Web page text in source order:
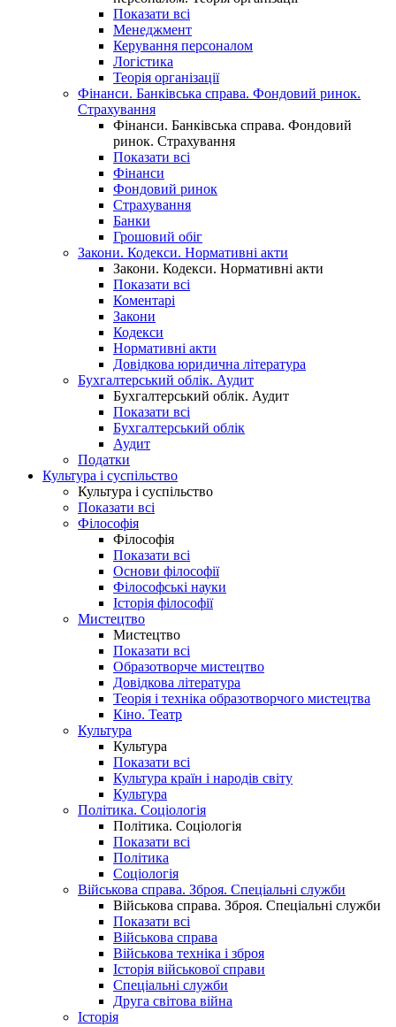
Показати всі
Менеджмент
Керування персоналом
Логістика
Теорія організації
Фінанси. Банківська справа. Фондовий ринок.
Страхування
Фінанси. Банківська справа. Фондовий
ринок. Страхування
Показати всі
Фінанси
Фондовий ринок
Страхування
Банки
Грошовий обіг
Закони. Кодекси. Нормативні акти
Закони. Кодекси. Нормативні акти
Показати всі
Коментарі
Закони
Кодекси
Нормативні акти
Довідкова юридична література
Бухгалтерський облік. Аудит
Бухгалтерський облік. Аудит
Показати всі
Бухгалтерський облік
Аудит
Податки
Культура і суспільство
Культура і суспільство
Показати всі
Філософія
Філософія
Показати всі
Основи філософії
Філософські науки
Історія філософії
Мистецтво
Мистецтво
Показати всі
Образотворче мистецтво
Довідкова література
Теорія і техніка образотворчого мистецтва
Кіно. Театр
Культура
Культура
Показати всі
Культура країн і народів світу
Культура
Політика. Соціологія
Політика. Соціологія
Показати всі
Політика
Соціологія
Військова справа. Зброя. Спеціальні служби
Військова справа. Зброя. Спеціальні служби
Показати всі
Військова справа
Військова техніка і зброя
Історія військової справи
Спеціальні служби
Друга світова війна
Історія